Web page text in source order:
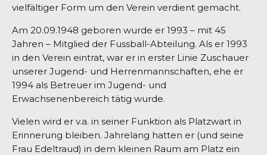
vielfältiger Form um den Verein verdient gemacht.
Am 20.09.1948 geboren wurde er 1993 – mit 45
Jahren – Mitglied der Fussball-Abteilung. Als er 1993
in den Verein eintrat, war er in erster Linie Zuschauer
unserer Jugend- und Herrenmannschaften, ehe er
1994 als Betreuer im Jugend- und
Erwachsenenbereich tätig wurde.
Vielen wird er v.a. in seiner Funktion als Platzwart in
Erinnerung bleiben. Jahrelang hatten er (und seine
Frau Edeltraud) in dem kleinen Raum am Platz ein